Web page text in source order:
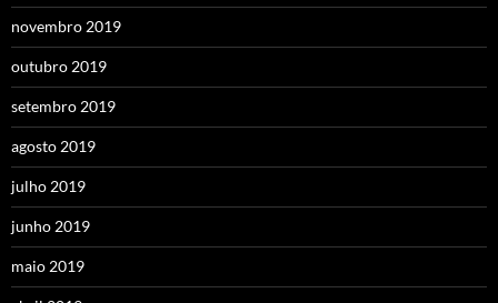
novembro 2019
outubro 2019
setembro 2019
agosto 2019
julho 2019
junho 2019
maio 2019